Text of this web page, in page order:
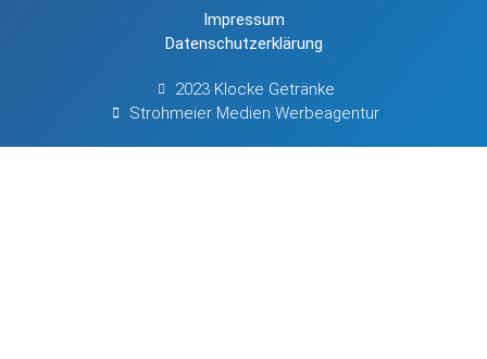
2023 Klocke Getränke
Strohmeier Medien Werbeagentur
Impressum
Datenschutzerklärung